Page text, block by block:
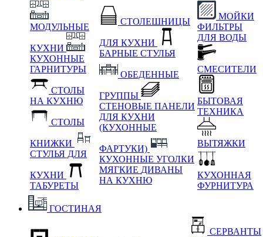
МОДУЛЬНЫЕ
КУХНИ
КУХОННЫЕ
ГАРНИТУРЫ
СТОЛЫ
НА КУХНЮ
СТОЛЫ
КНИЖКИ
СТУЛЬЯ ДЛЯ
КУХНИ
ТАБУРЕТЫ
СТОЛЕШНИЦЫ
ДЛЯ КУХНИ
БАРНЫЕ СТУЛЬЯ
ОБЕДЕННЫЕ
ГРУППЫ
СТЕНОВЫЕ ПАНЕЛИ
ДЛЯ КУХНИ
(КУХОННЫЕ
ФАРТУКИ)
КУХОННЫЕ УГОЛКИ
МЯГКИЕ ДИВАНЫ
НА КУХНЮ
МОЙКИ
ФИЛЬТРЫ
ДЛЯ ВОДЫ
СМЕСИТЕЛИ
БЫТОВАЯ
ТЕХНИКА
ВЫТЯЖКИ
КУХОННАЯ
ФУРНИТУРА
ГОСТИНАЯ
СЕРВАНТЫ